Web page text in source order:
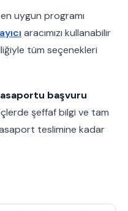
uygun programı
aracımızı kullanabilir
tüm seçenekleri
başvuru
şeffaf bilgi ve tam
teslimine kadar